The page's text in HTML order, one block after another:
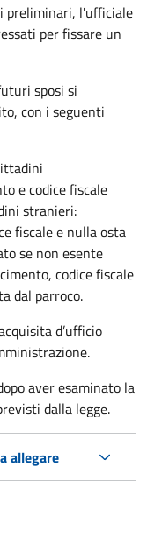
preliminari, l'ufficiale
per fissare un
sposi si
con i seguenti
e codice fiscale
stranieri:
fiscale e nulla osta
se non esente
codice fiscale
dal parroco.
d’ufficio
aver esaminato la
dalla legge.
allegare